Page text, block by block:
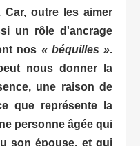
Car, outre les aimer
un rôle d'ancrage
nos « béquilles ».
nous donner la
une raison de
que représente la
personne âgée qui
son épouse, et qui